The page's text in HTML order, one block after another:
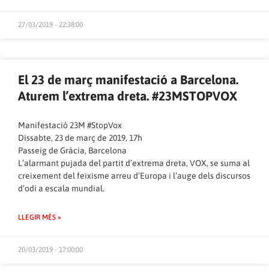
27/03/2019 - 22:38:00
El 23 de març manifestació a Barcelona.
Aturem l’extrema dreta. #23MSTOPVOX
Manifestació 23M #StopVox
Dissabte, 23 de març de 2019, 17h
Passeig de Gràcia, Barcelona
L’alarmant pujada del partit d’extrema dreta, VOX, se suma al
creixement del feixisme arreu d’Europa i l’auge dels discursos
d’odi a escala mundial.
LLEGIR MÉS »
20/03/2019 - 17:00:00